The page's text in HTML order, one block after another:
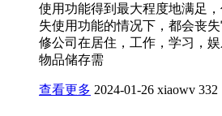
使用功能得到最大程度地满足
失使用功能的情况下，都会丧
修公司在居住，工作，学习，
物品储存需
查看更多 2024-01-26 xiaowv 332